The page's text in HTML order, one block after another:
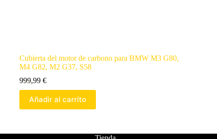
Cubierta del motor de carbono para BMW M3 G80,
M4 G82, M2 G37, S58
999,99 €
Añadir al carrito